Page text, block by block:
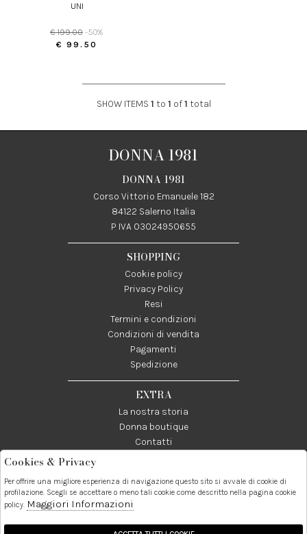
UNI
€ 199.00 -50%
€ 99.50
SHOW ITEMS 1 to 1 of1 total
DONNA 1981
DONNA 1981
Corso Vittorio Emanuele 182
84122 Salerno Italia
P IVA 03024950655
SHOPPING
Cookie policy
Privacy Policy
Resi
Termini e condizioni
Condizioni di vendita
Pagamenti
Spedizione
EXTRA
La nostra storia
Donna boutique
Contatti
Telefono:
089237858
Whatsapp:
3338855601
Contatti:
info@donna1981.it
Cookies & Privacy
Per offrire una migliore esperienza di navigazione questo sito si avvale di cookie di
profilazione. Scegli se accettare o meno tali cookie come descritto nella pagina cookie
policy. Maggiori Informazioni